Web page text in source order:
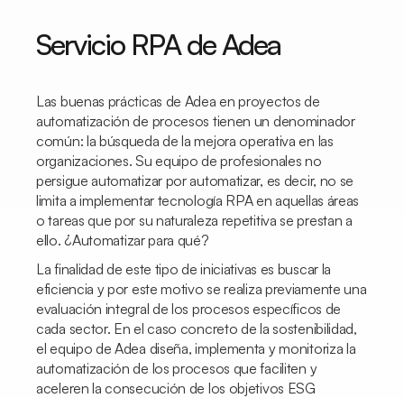
Servicio RPA de Adea
Las buenas prácticas de Adea en proyectos de
automatización de procesos tienen un denominador
común: la búsqueda de la mejora operativa en las
organizaciones. Su equipo de profesionales no
persigue automatizar por automatizar, es decir, no se
limita a implementar tecnología RPA en aquellas áreas
o tareas que por su naturaleza repetitiva se prestan a
ello. ¿Automatizar para qué?
La finalidad de este tipo de iniciativas es buscar la
eficiencia y por este motivo se realiza previamente una
evaluación integral de los procesos específicos de
cada sector. En el caso concreto de la sostenibilidad,
el equipo de Adea diseña, implementa y monitoriza la
automatización de los procesos que faciliten y
aceleren la consecución de los objetivos ESG